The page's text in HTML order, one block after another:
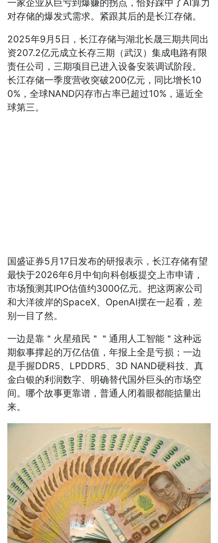
一家企业从巨亏到爆赚的拐点，恰好踩中了AI算力
对存储的爆发式需求。紧跟其后的是长江存储。
2025年9月5日，长江存储与湖北长晟三期共同出
资207.2亿元成立长存三期（武汉）集成电路有限
责任公司，三期项目已进入设备安装调试阶段。
长江存储一季度营收突破200亿元，同比增长10
0%，全球NAND闪存市占率已超过10%，逼近全
球第三。
国盛证券5月17日发布的研报表示，长江存储有望
最快于2026年6月中旬向科创板提交上市申请，
市场预测其IPO估值约3000亿元。把这两家公司
和大洋彼岸的SpaceX、OpenAI摆在一起看，差
别一目了然。
一边是靠＂火星殖民＂＂通用人工智能＂这种远
期叙事撑起的万亿估值，年报上全是亏损；一边
是手握DDR5、LPDDR5、3D NAND硬科技、真
金白银的利润数字、明确替代国外巨头的市场空
间。哪个故事更靠谱，普通人闭着眼都能掂量出
来。